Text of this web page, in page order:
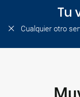
Tu
Cualquier otro